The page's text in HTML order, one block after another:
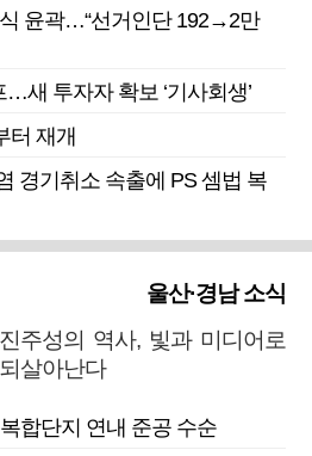
윤곽…“선거인단 192→2만
새 투자자 확보 ‘기사회생’
터 재개
경기취소 속출에 PS 셈법 복
울산·경남 소식
진주성의 역사, 빛과 미디어로
되살아난다
합단지 연내 준공 수순